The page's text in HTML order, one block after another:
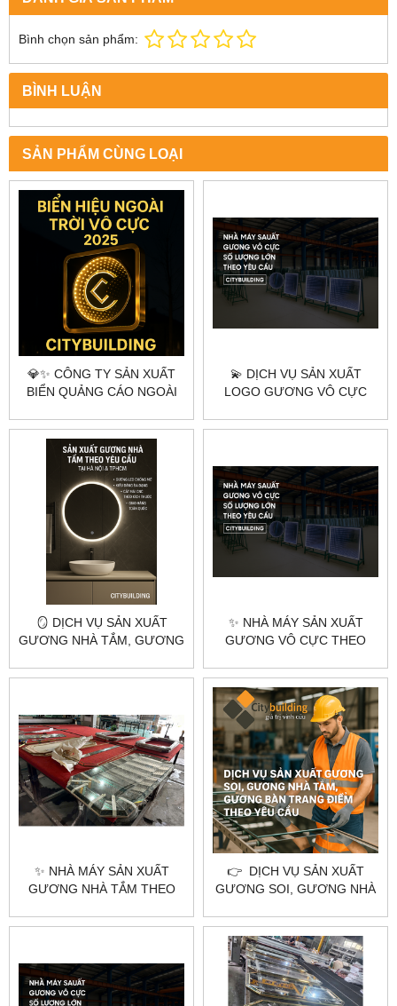
Bình chọn sản phẩm:
BÌNH LUẬN
SẢN PHẨM CÙNG LOẠI
💎✨ CÔNG TY SẢN XUẤT
BIỂN QUẢNG CÁO NGOÀI
CẦU – CITYBUILDING ✨💎
💫 DỊCH VỤ SẢN XUẤT
LOGO GƯƠNG VÔ CỰC
& TPHCM – CITYBUILDING
🪞 DỊCH VỤ SẢN XUẤT
GƯƠNG NHÀ TẮM, GƯƠNG
SOI TOÀN THÂN THEO YÊU
✨ NHÀ MÁY SẢN XUẤT
GƯƠNG VÔ CỰC THEO
TPHCM – CITYBUILDING
✨ NHÀ MÁY SẢN XUẤT
GƯƠNG NHÀ TẮM THEO
TPHCM – CITYBUILDING
👉 DỊCH VỤ SẢN XUẤT
GƯƠNG SOI, GƯƠNG NHÀ
ĐIỂM THEO YÊU CẦU –
CITYBUILDING